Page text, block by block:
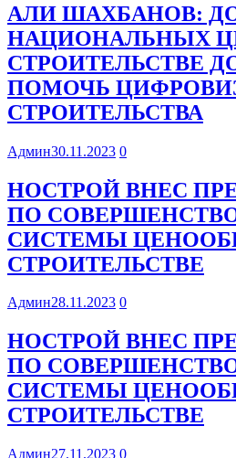
АЛИ ШАХБАНОВ:
НАЦИОНАЛЬНЫХ
СТРОИТЕЛЬСТВЕ
ПОМОЧЬ
СТРОИТЕЛЬСТВА
Админ30.11.2023 0
НОСТРОЙ ВНЕС
ПО
СИСТЕМЫ
СТРОИТЕЛЬСТВЕ
Админ28.11.2023 0
НОСТРОЙ ВНЕС
ПО
СИСТЕМЫ
СТРОИТЕЛЬСТВЕ
Админ27.11.2023 0